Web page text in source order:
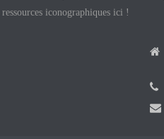
ressources iconographiques ici !